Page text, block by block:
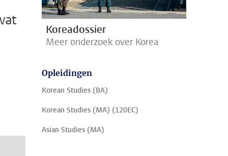
Koreadossier
Meer onderzoek over Korea
Opleidingen
Korean Studies (BA)
Korean Studies (MA) (120EC)
Asian Studies (MA)